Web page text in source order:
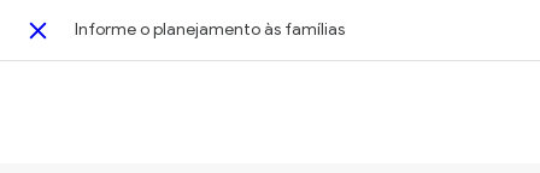
Close
Informe o planejamento às famílias